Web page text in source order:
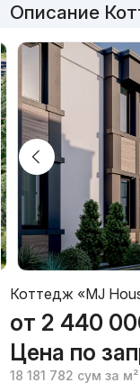
Описание
Коттедж «MJ
от 2 440
Цена по
18 181 782 сум за м²